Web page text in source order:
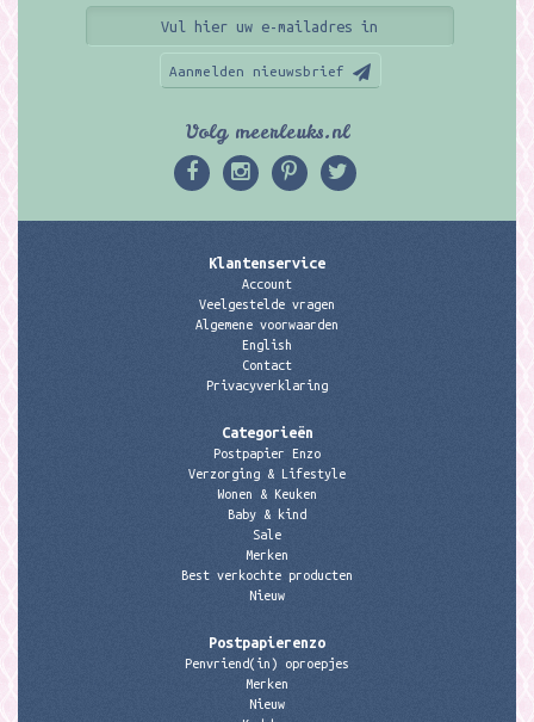
Aanmelden nieuwsbrief
Volg meerleuks.nl
Klantenservice
Account
Veelgestelde vragen
Algemene voorwaarden
English
Contact
Privacyverklaring
Categorieën
Postpapier Enzo
Verzorging & Lifestyle
Wonen & Keuken
Baby & kind
Sale
Merken
Best verkochte producten
Nieuw
Postpapierenzo
Penvriend(in) oproepjes
Merken
Nieuw